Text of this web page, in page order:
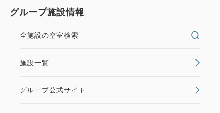
グループ施設情報
全施設の空室検索
施設一覧
グループ公式サイト